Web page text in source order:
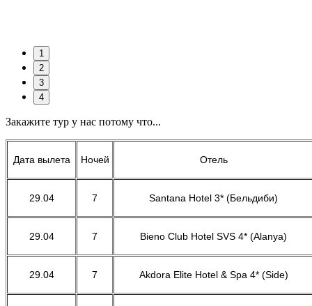
1
2
3
4
Закажите тур у нас потому что...
Дата вылета Ночей Отель
29.04 7 Santana Hotel 3* (Бельдиби)
29.04 7 Bieno Club Hotel SVS 4* (Alanya)
29.04 7 Akdora Elite Hotel & Spa 4* (Side)